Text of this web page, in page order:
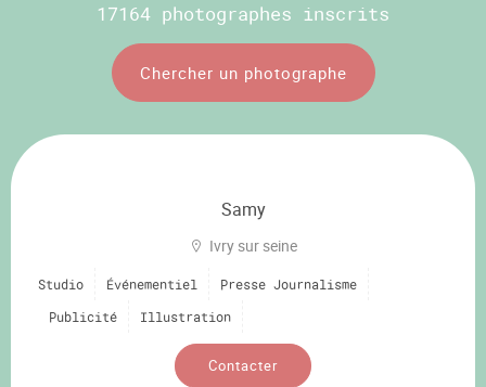
17164 photographes inscrits
Chercher un photographe
Samy
Ivry sur seine
Studio Événementiel
Presse Journalisme
Publicité
Illustration
Contacter